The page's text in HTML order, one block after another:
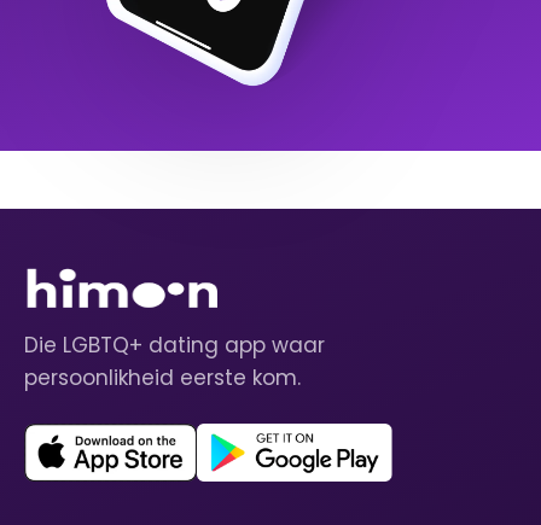
Die LGBTQ+ dating app waar
persoonlikheid eerste kom.